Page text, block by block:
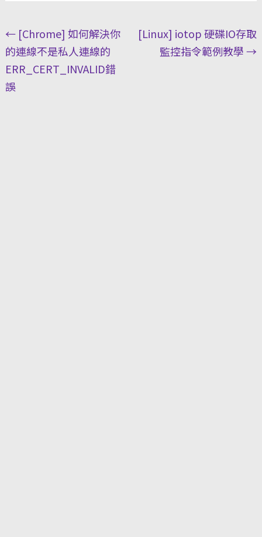
Post
navigation
←[Chrome] 如何解決你
的連線不是私人連線的
ERR_CERT_INVALID錯
誤
[Linux] iotop 硬碟IO存取
監控指令範例教學→